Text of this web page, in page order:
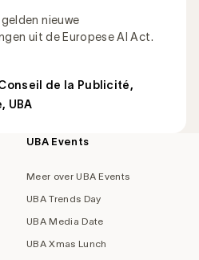
nieuwe
uit de Europese AI Act.
de la Publicité,
UBA
UBA Events
Meer over UBA Events
UBA Trends Day
UBA Media Date
UBA Xmas Lunch